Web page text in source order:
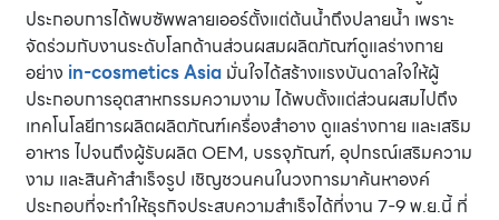
ประกอบการได้พบซัพพลายเออร์ตั้งแต่ต้นน้ำถึงปลายน้ำ เพราะ
จัดร่วมกับงานระดับโลกด้านส่วนผสมผลิตภัณฑ์ดูแลร่างกาย
อย่าง in-cosmetics Asia มั่นใจได้สร้างแรงบันดาลใจให้ผู้
ประกอบการอุตสาหกรรมความงาม ได้พบตั้งแต่ส่วนผสมไปถึง
เทคโนโลยีการผลิตผลิตภัณฑ์เครื่องสำอาง ดูแลร่างกาย และเสริม
อาหาร ไปจนถึงผู้รับผลิต OEM, บรรจุภัณฑ์, อุปกรณ์เสริมความ
งาม และสินค้าสำเร็จรูป เชิญชวนคนในวงการมาค้นหาองค์
ประกอบที่จะทำให้ธุรกิจประสบความสำเร็จได้ที่งาน 7-9 พ.ย.นี้ ที่